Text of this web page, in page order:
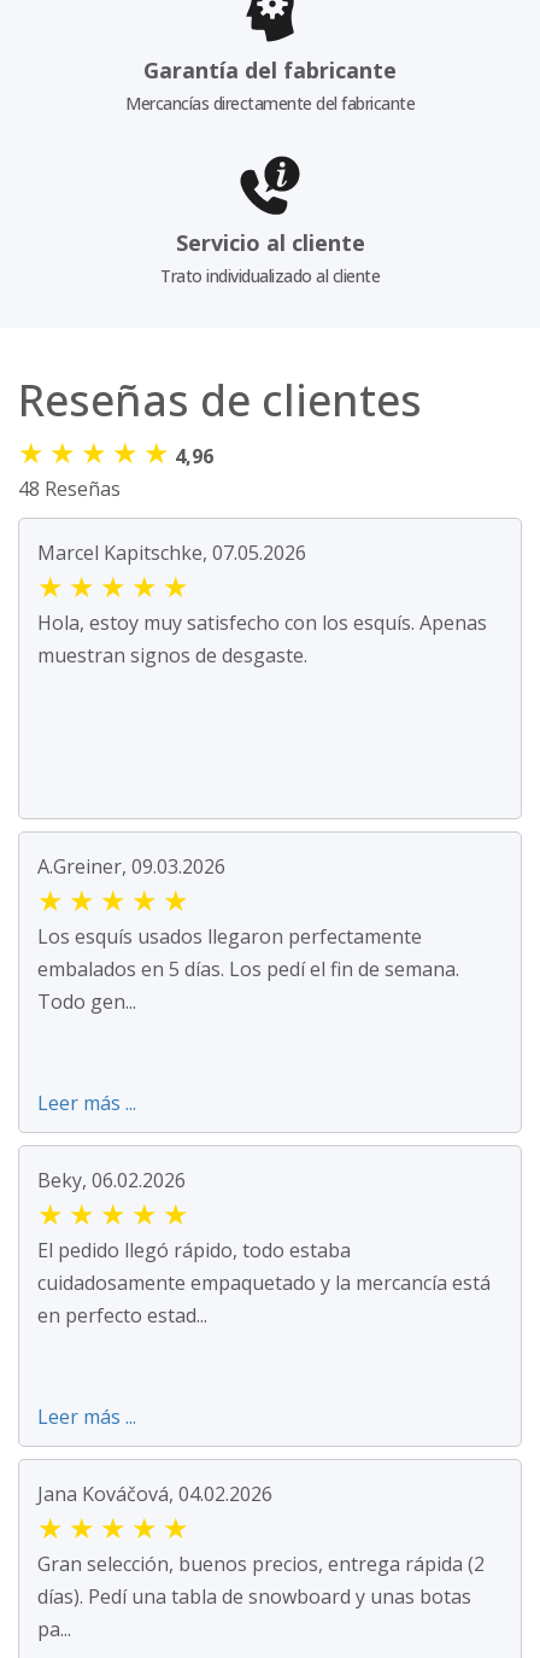
Garantía del fabricante
Mercancías directamente del fabricante
Servicio al cliente
Trato individualizado al cliente
Reseñas de clientes
★ ★ ★ ★ ★ 4,96
48 Reseñas
Marcel Kapitschke, 07.05.2026
★ ★ ★ ★ ★
Hola, estoy muy satisfecho con los esquís. Apenas
muestran signos de desgaste.
A.Greiner, 09.03.2026
★ ★ ★ ★ ★
Los esquís usados llegaron perfectamente
embalados en 5 días. Los pedí el fin de semana.
Todo gen...
Leer más ...
Beky, 06.02.2026
★ ★ ★ ★ ★
El pedido llegó rápido, todo estaba
cuidadosamente empaquetado y la mercancía está
en perfecto estad...
Leer más ...
Jana Kováčová, 04.02.2026
★ ★ ★ ★ ★
Gran selección, buenos precios, entrega rápida (2
días). Pedí una tabla de snowboard y unas botas
pa...